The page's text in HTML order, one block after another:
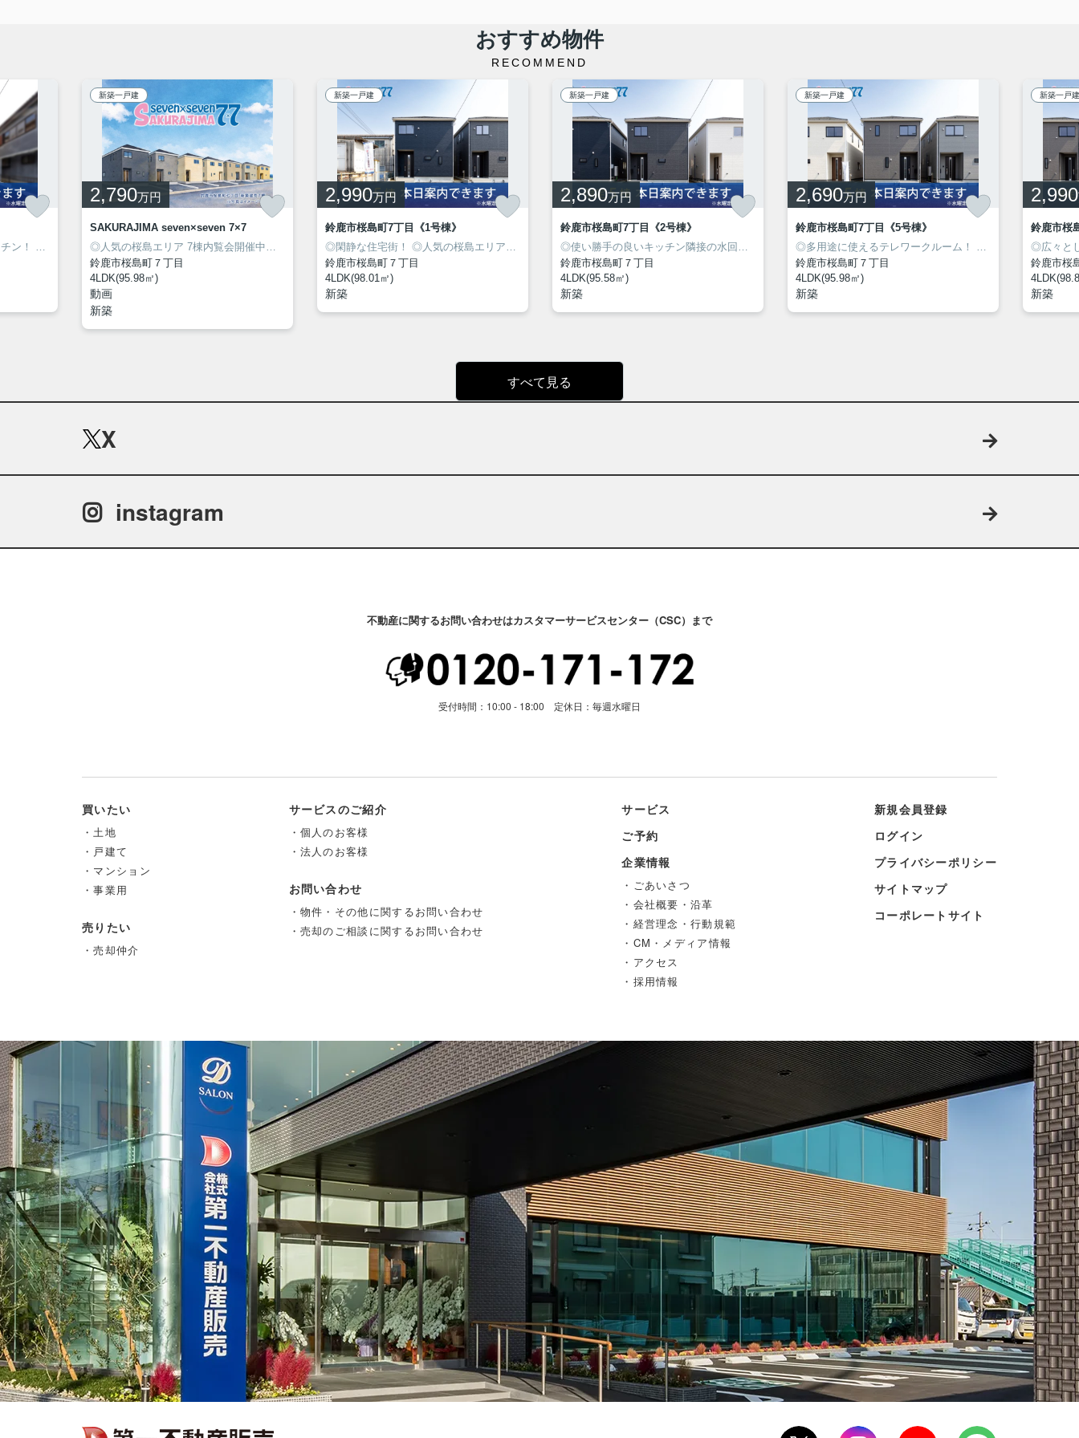
おすすめ物件
RECOMMEND
◎安心の長期優良住宅！
ン！ ◎安心の長期優良住宅！
新築一戸建
2,790万円
SAKURAJIMA seven×seven 7×7
◎人気の桜島エリア 7棟内覧会開催中！ ◎安心の長期優良住宅！◎駐車スペース2台可能！
鈴鹿市桜島町７丁目
4LDK(95.98㎡)
動画
新築
新築一戸建
2,990万円
鈴鹿市桜島町7丁目《1号棟》
◎閑静な住宅街！
◎人気の桜島エリアに新築建売住宅7棟が同時販売開始！
◎安心の長期優良住宅！
鈴鹿市桜島町７丁目
4LDK(98.01㎡)
新築
新築一戸建
2,890万円
鈴鹿市桜島町7丁目《2号棟》
◎使い勝手の良いキッチン隣接の水回り！
◎人気の桜島エリアに新築建売住宅7棟が同時販売開始！
◎安心の
鈴鹿市桜島町７丁目
4LDK(95.58㎡)
新築
新築一戸建
2,690万円
鈴鹿市桜島町7丁目《5号棟》
◎多用途に使えるテレワークルーム！
鈴鹿市桜島町７丁目
4LDK(95.98㎡)
新築
新築一戸建
2,990
鈴鹿市桜
◎広々と
鈴鹿市桜
新築
すべて見る
X
instagram
不動産に関するお問い合わせはカスタマーサービスセンター（CSC）まで
受付時間：10:00 - 18:00 定休日：毎週水曜日
買いたい
・土地
・戸建て
・マンション
・事業用
売りたい
・売却仲介
サービスのご紹介
・個人のお客様
・法人のお客様
お問い合わせ
・物件・その他に関するお問い合わせ
・売却のご相談に関するお問い合わせ
サービス
ご予約
企業情報
・ごあいさつ
・会社概要・沿革
・経営理念・行動規範
・CM・メディア情報
・アクセス
・採用情報
新規会員登録
ログイン
プライバシーポリシー
サイトマップ
コーポレートサイト